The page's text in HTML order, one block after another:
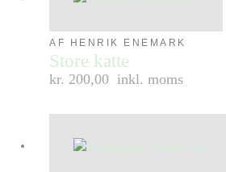
AF HENRIK ENEMARK
Store katte
kr. 200,00 inkl. moms